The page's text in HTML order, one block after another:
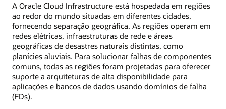
A Oracle Cloud Infrastructure está hospedada em regiões
ao redor do mundo situadas em diferentes cidades,
fornecendo separação geográfica. As regiões operam em
redes elétricas, infraestruturas de rede e áreas
geográficas de desastres naturais distintas, como
planícies aluviais. Para solucionar falhas de componentes
comuns, todas as regiões foram projetadas para oferecer
suporte a arquiteturas de alta disponibilidade para
aplicações e bancos de dados usando domínios de falha
(FDs).